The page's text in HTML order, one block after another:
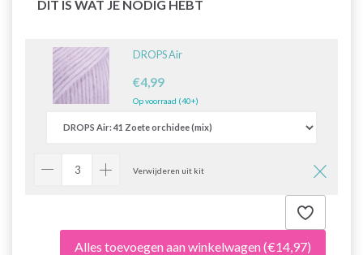
DIT IS WAT JE NODIG HEBT
DROPS Air
€4,99
Op voorraad (40+)
Verwijderen uit kit
Alles toevoegen aan winkelwagen(€14,97)